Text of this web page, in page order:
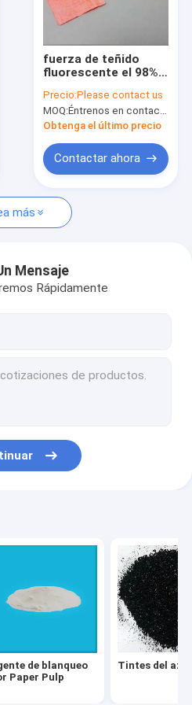
fuerza de teñido
fluorescente el 98%
luz del día anaranjada
líquida de la goma
Precio:Please contact us
MOQ:Éntrenos en contacto con por favor
Obtenga el último precio
Contactar ahora
más
Mensaje
Rápidamente
de blanqueo
Paper Pulp
Tintes del